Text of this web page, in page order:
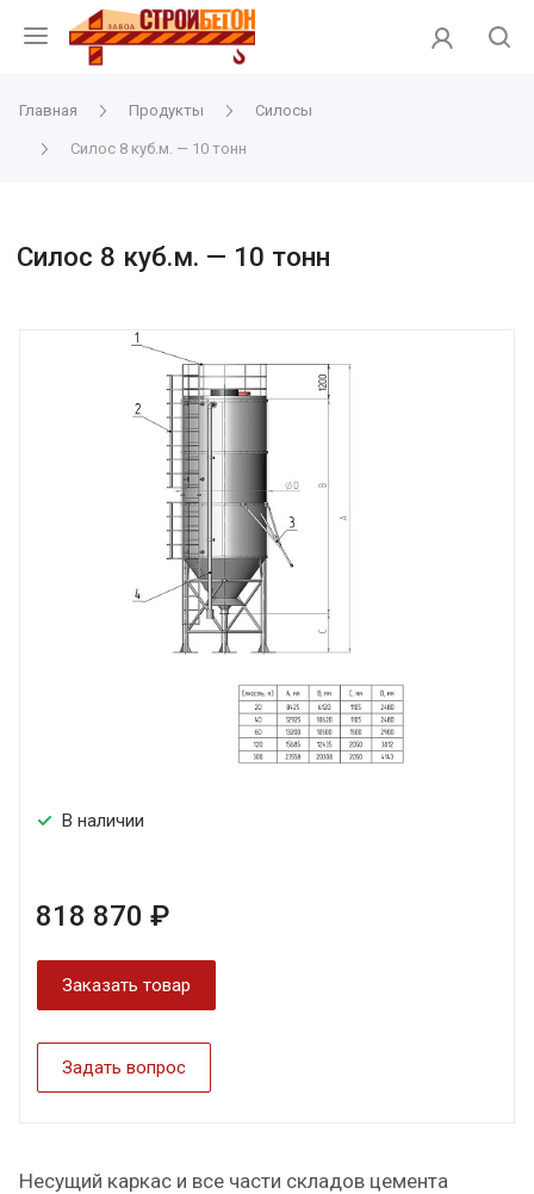
Главная Продукты Силосы
Силос 8 куб.м. — 10 тонн
Силос 8 куб.м. — 10 тонн
В наличии
818 870 ₽
Заказать товар
Задать вопрос
Несущий каркас и все части складов цемента